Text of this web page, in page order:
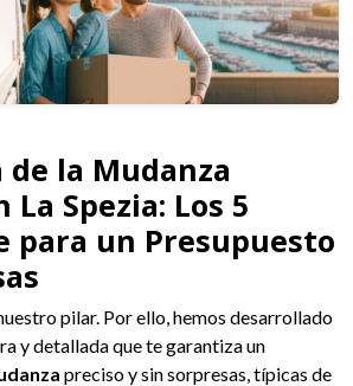
de la Mudanza
Spezia: Los 5
para un Presupuesto
pilar. Por ello, hemos desarrollado
y detallada que te garantiza un
preciso y sin sorpresas, típicas de